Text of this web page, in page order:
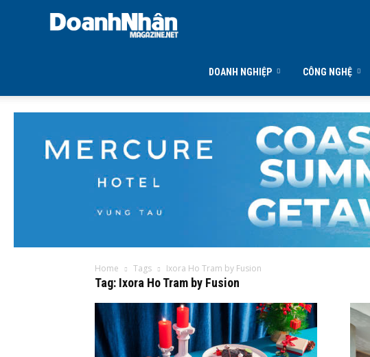
DOANH NGHIỆP CÔNG NGHỆ
Home Tags Ixora Ho Tram by Fusion
Tag: Ixora Ho Tram by Fusion